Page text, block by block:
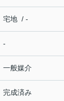
宅地 / -
-
一般媒介
完成済み